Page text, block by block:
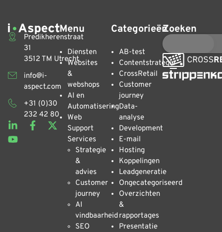
Predikherenstraat
31
3512 TM Utrecht
info@i-
aspect.com
+31 (0)30
232 42 80
Menu
Diensten
Websites
&
webshops
AI en
Automatisering
Web
Support
Services
Strategie
&
advies
Customer
journey
AI
vindbaarheid
SEO
Categorieën
AB-test
Contentstrategie
CrossRetail
Customer
journey
Data-
analyse
Development
E-mail
Hosting
Koppelingen
Leadgeneratie
Ongecategoriseerd
Overzichten
&
rapportages
Presentatie
Zoeken